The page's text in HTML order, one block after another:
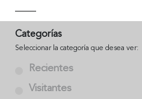
Categorías
Seleccionar la categoría que desea ver:
Recientes
Visitantes